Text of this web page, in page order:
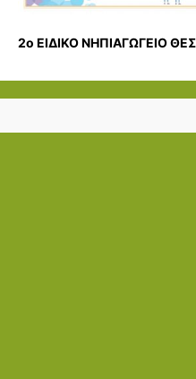
2ο ΕΙΔΙΚΟ ΝΗΠΙΑΓΩΓΕΙΟ